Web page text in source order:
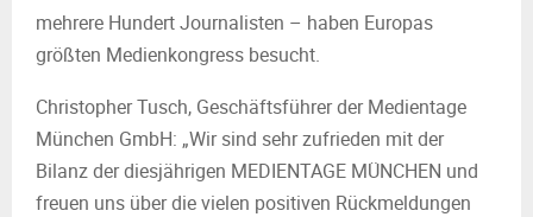
mehrere Hundert Journalisten – haben Europas
größten Medienkongress besucht.
Christopher Tusch, Geschäftsführer der Medientage
München GmbH: „Wir sind sehr zufrieden mit der
Bilanz der diesjährigen MEDIENTAGE MÜNCHEN und
freuen uns über die vielen positiven Rückmeldungen